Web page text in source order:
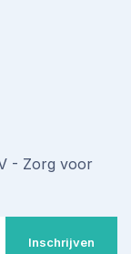
- Zorg voor
Inschrijven